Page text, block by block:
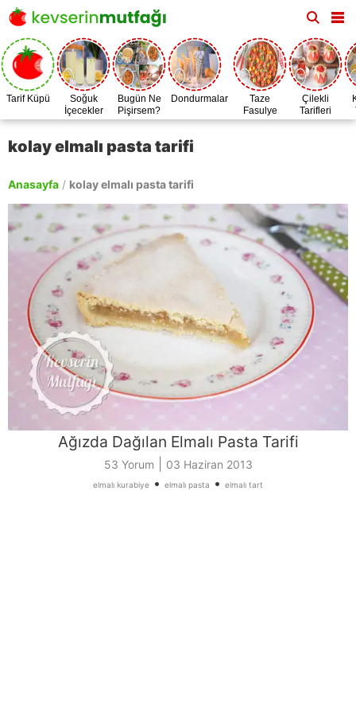
Tarif Küpü
Soğuk
İçecekler
Bugün Ne
Pişirsem?
Dondurmalar
Taze
Fasulye
Zamanı
Çilekli
Tarifleri
kolay elmalı pasta tarifi
Anasayfa / kolay elmalı pasta tarifi
Ağızda Dağılan Elmalı Pasta Tarifi
53 Yorum 03 Haziran 2013
elmalı kurabiye • elmalı pasta • elmalı tart